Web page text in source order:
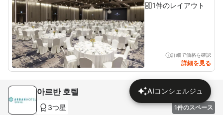
1件のレイアウト
詳細で価格を確認
詳細を見る
아르반 호텔
3つ星 1件のスペース
AIコンシェルジュ